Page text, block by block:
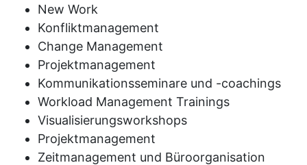
New Work
Konfliktmanagement
Change Management
Projektmanagement
Kommunikationsseminare und -coachings
Workload Management Trainings
Visualisierungsworkshops
Projektmanagement
Zeitmanagement und Büroorganisation